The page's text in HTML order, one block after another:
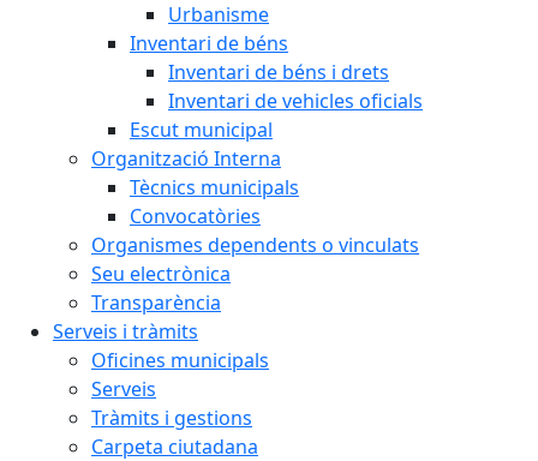
Urbanisme
Inventari de béns
Inventari de béns i drets
Inventari de vehicles oficials
Escut municipal
Organització Interna
Tècnics municipals
Convocatòries
Organismes dependents o vinculats
Seu electrònica
Transparència
Serveis i tràmits
Oficines municipals
Serveis
Tràmits i gestions
Carpeta ciutadana